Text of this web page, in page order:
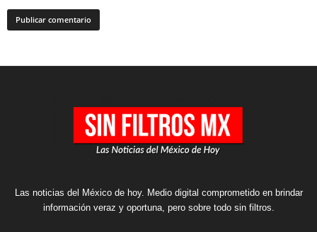
Las noticias del México de hoy. Medio digital comprometido en brindar
información veraz y oportuna, pero sobre todo sin filtros.